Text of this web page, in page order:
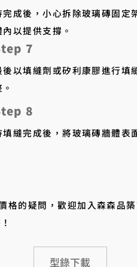
完成後，小心拆除玻璃磚固定
內以提供支撐。​
7
後以填縫劑或矽利康膠進行填
8
填縫完成後，將玻璃磚牆體表
格的疑問，歡迎加入森森品築
型錄下載